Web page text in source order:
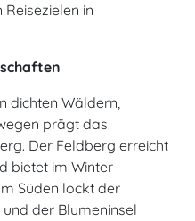
in
dichten Wäldern,
prägt das
Der Feldberg erreicht
bietet im Winter
Süden lockt der
der Blumeninsel